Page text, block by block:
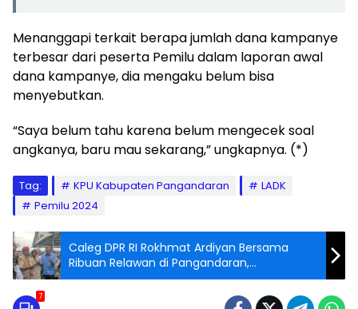
Menanggapi terkait berapa jumlah dana kampanye
terbesar dari peserta Pemilu dalam laporan awal
dana kampanye, dia mengaku belum bisa
menyebutkan.
“Saya belum tahu karena belum mengecek soal
angkanya, baru mau sekarang,” ungkapnya. (*)
Tag: KPU Kabupaten Pangandaran
LADK
Pemilu 2024
Caleg DPR RI Rokhmat Ardiyan Bersama
Ribuan Relawan di Pangandaran,
Kampanyekan Prabowo Menang 1 Putaran
7